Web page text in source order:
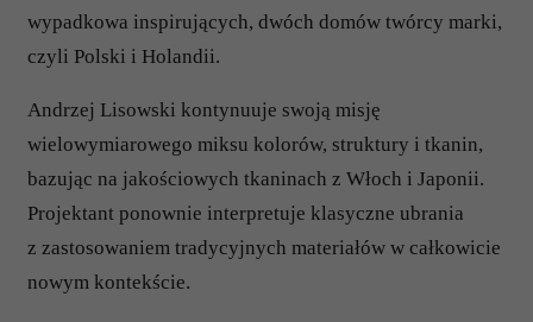
wypadkowa inspirujących, dwóch domów twórcy marki,
czyli Polski i Holandii.
Andrzej Lisowski kontynuuje swoją misję
wielowymiarowego miksu kolorów, struktury i tkanin,
bazując na jakościowych tkaninach z Włoch i Japonii.
Projektant ponownie interpretuje klasyczne ubrania
z zastosowaniem tradycyjnych materiałów w całkowicie
nowym kontekście.